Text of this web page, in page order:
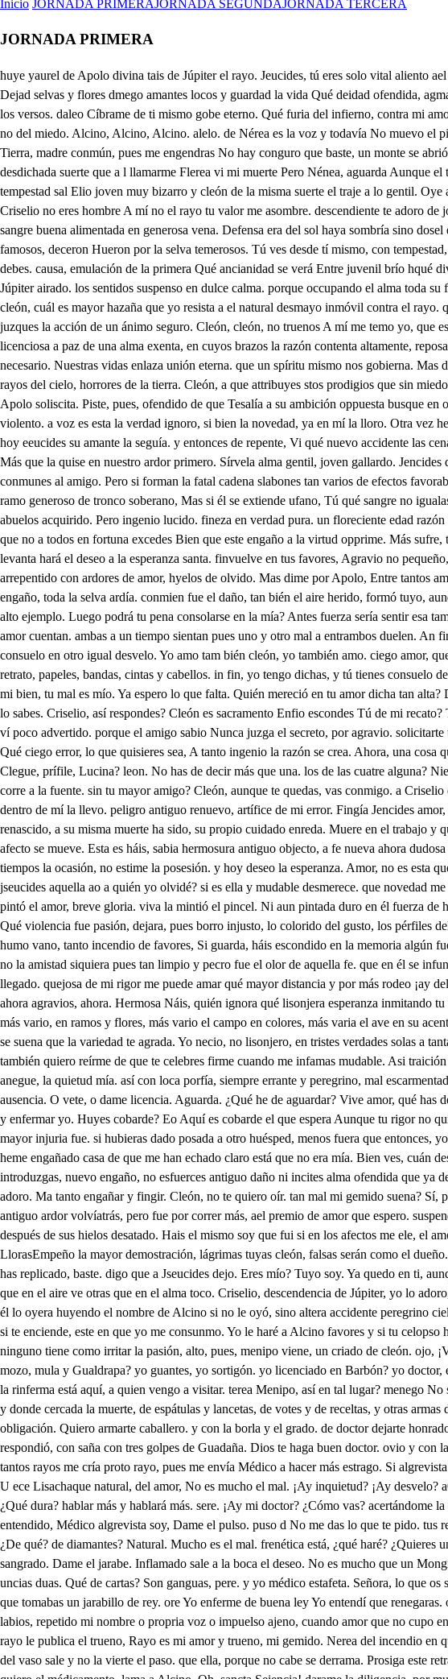
Inicio JORNADA PRIMERAJORNADA SEGUNDAJORNADA TERCERA
JORNADA PRIMERA
huye yaurel de Apolo divina tais de Júpiter el rayo. Jeucides, tú eres solo vital aliento ael último desmayo. Nerea, ven conmigo. Glaco Perea soy mas ya te sigo. Dioses, qué saña es esta? lloa de dee meno st tine Dejad selvas y flores dmego amantes locos y guardad la vida Qué deidad ofendida, agmamna alan No permite esta sombra a esos amores. ayan saliendo las reguras y pasando por el tablado, como lo ban diciendo los versos. daleo Cíbrame de ti mismo gobe eterno. Qué furia del infierno, contra mi amor su envidia manifiesta? a Nerea Ten a Nerea. Huye Alcino. Quien desea mi vida, que si puedo alcen. librarla de los rayos, no del miedo. Alcino, Alcino, Alcino. alelo. de Nérea es la voz y todavía No muevo el pie que planto en el camino. Térea, aunque ya mía con repetido nombre me has llamado. a voz escucho del preciso hado. Tierra, madre conmún, pues me engendras No hay conguro que baste, un monte se abrió allí, la muerte es cierta No sé si es sepultura o boca abierta de vientre nunca harto con que vuelve a comer su mesmo parto. desdichada suerte que a l llamarme Flerea vi mi muerte Pero Nénea, aguarda Aunque el temor me hiele el amor arda. que si llegó a tus brazos Quién es la muerte en tan hermosos lazos. vuelve el ruido de la tempestad sal Elio joven muy bizarro y cleón de la misma suerte el traje a lo gentil. Oye avisa el firmamento, queda tan grandes voces? No te alteres. Admiro el gran portento, Mas tú el mayor de los portentos eres. Criselio no eres hombre A mí no el rayo tu valor me asombre. descendiente te adoro de jobe en sangre de inmortal decoro. principio empezo de mayores bienes, De ti mesmo le tienes. tan alta valentía Mas es que sangre buena alimentada en generosa vena. Defensa era del sol haya sombría sino dosel que la Naturaleza previno a tu grandeza. cuando novedad súbita en el cielo segió de obscura nube un negro celo y los heroes famosos, deceron Hueron por la selva temerosos. Tú ves desde tí mismo, con tempestad, el aire repentina Amenazar ruina. cuando revuelto el cielo y el abismo s nuevo caos y firme no te mueves, Justo a ti te lo debes. causa, emulación de la primera Qué ancianidad se verá Entre juvenil brío hqué divina llama por tus huesos ardiente se derrama. cuando por los demás, un temblor frío. Ya no temo a tu lado tonante voz de Júpiter airado. los sentidos suspenso en dulce calma. porque occupando el alma toda su facultad en admirarte Ni el temor de los dioses, deja aparte Cuán bien desde la cuna deidad te reconoce la fortuna. No es cleón, cuál es mayor hazaña que yo resista a el natural desmayo inmóvil contra el rayo. que tú entre el horror de tan extraña tempestad, aunque jobe fuegos vibres con discuurso tan libre, y con amor tan puro, juzques la acción de un ánimo seguro. Cleón, cleón, no truenos A mí me temo yo, que esotro es menos. sólo padece, un sabio dentro de sí la causa de su agravio. No externa furia o tempestad violenta, perturba licenciosa a paz de una alma exenta, en cuyos brazos la razón contenta altamente, reposa. in fin, no temes tú, ni yo he temido. igual aliento ha sido mayor prodigio fuera lo contrario. de una causa un efecto es necesario. Nuestras vidas enlaza unión eterna. que un spíritu mismo nos gobierna. Mas dime, en casto fuego toda la selva ardía propicio en el amor sereno el día Escurecióse el sol y vimos luego tin declarada guerra rayos del cielo, horrores de la tierra. Cleón, a que attribuyes stos prodigios que sin miedo huyes? fama es que oeculto esta región habita un insigne hechicero. que en mentida deidad culto primero mulo al gran Apolo soliscita. Piste, pues, ofendido de que Tesalía a su ambición oppuesta busque en otros oráculos respuesta, mueve, alterando el aire y el sentido, En va por incitado exterior viento yen maleficio occulto amor violento. a voz es esta la verdad ignoro, si bien la novedad, ya en mí la lloro. Otra vez he contado. que quise un tiempo a Náis, con amor loco, que después poco a poco El pecho senti helado. hoy por la selva huya. hoy eeucides su amante la seguía. y entonces de repente, Vi qué nuevo accidente las cena las cenizas sopló de antigua